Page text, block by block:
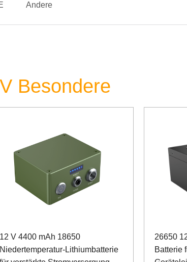
Andere
Besondere
12 V 4400 mAh 18650
Niedertemperatur-Lithiumbatterie
26650
Batterie